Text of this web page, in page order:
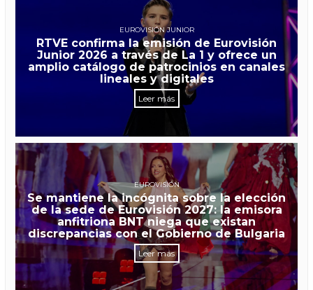
EUROVISIÓN JUNIOR
RTVE confirma la emisión de Eurovisión
Junior 2026 a través de La 1 y ofrece un
amplio catálogo de patrocinios en canales
lineales y digitales
Leer más
EUROVISIÓN
Se mantiene la incógnita sobre la elección
de la sede de Eurovisión 2027: la emisora
anfitriona BNT niega que existan
discrepancias con el Gobierno de Bulgaria
Leer más